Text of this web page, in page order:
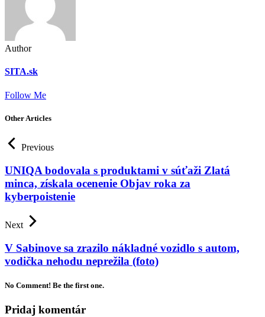
Author
SITA.sk
Follow Me
Other Articles
Previous
UNIQA bodovala s produktami v súťaži Zlatá
minca, získala ocenenie Objav roka za
kyberpoistenie
Next
V Sabinove sa zrazilo nákladné vozidlo s autom,
vodička nehodu neprežila (foto)
No Comment! Be the first one.
Pridaj komentár